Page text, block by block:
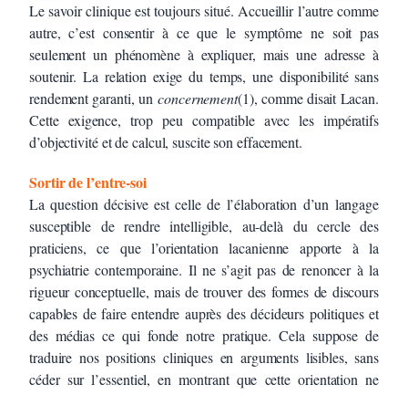
Le savoir clinique est toujours situé. Accueillir l’autre comme
autre, c’est consentir à ce que le symptôme ne soit pas
seulement un phénomène à expliquer, mais une adresse à
soutenir. La relation exige du temps, une disponibilité sans
rendement garanti, unconcernement(1), comme disait Lacan.
Cette exigence, trop peu compatible avec les impératifs
d’objectivité et de calcul, suscite son effacement.
Sortir de l’entre-soi
La question décisive est celle de l’élaboration d’un langage
susceptible de rendre intelligible, au-delà du cercle des
praticiens, ce que l’orientation lacanienne apporte à la
psychiatrie contemporaine. Il ne s’agit pas de renoncer à la
rigueur conceptuelle, mais de trouver des formes de discours
capables de faire entendre auprès des décideurs politiques et
des médias ce qui fonde notre pratique. Cela suppose de
traduire nos positions cliniques en arguments lisibles, sans
céder sur l’essentiel, en montrant que cette orientation ne